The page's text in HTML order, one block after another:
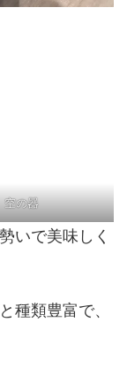
空の器
いで美味しく
種類豊富で、